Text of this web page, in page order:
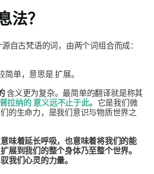
法？
自古梵语的词，由两个词组合而成：
简单，意思是扩展。
含义更为复杂。最简单的翻译就是称其
普拉纳的 意义远不止于此。它是我们微
的生命力，是我们意识与物质世界之
味着延长呼吸，也意味着将我们的能
展到我们的整个身体乃至整个世界。
我们心灵的力量。